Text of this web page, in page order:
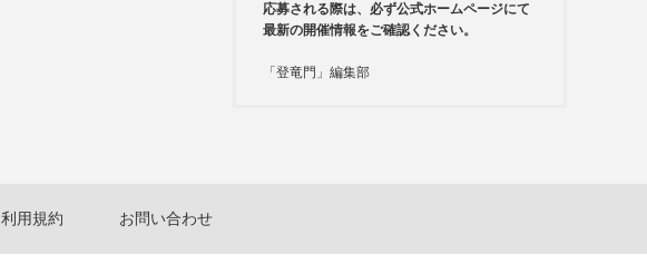
応募される際は、必ず公式ホームページにて
最新の開催情報をご確認ください。
「登竜門」編集部
利用規約 お問い合わせ